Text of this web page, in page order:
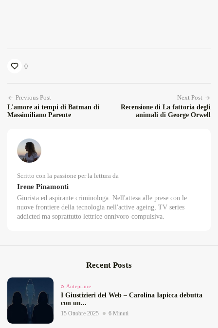
0
Previous Post
L'amore ai tempi di Batman di
Massimiliano Parente
Next Post
Recensione di La fattoria degli
animali di George Orwell
Scritto con la passione per la lettura da
Irene Pinamonti
Giurista ed aspirante criminologa. Nell'attesa alle prese con le
nuove frontiere della tecnologia nell'active ageing, TV series
addicted ma soprattutto lettrice onnivoro-compulsiva.
Recent Posts
Anteprime
I Giustizieri del Web – Carolina Iapicca debutta
con un...
15 Ottobre 2025 6 Minuti